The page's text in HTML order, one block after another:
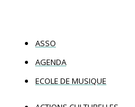
ASSO
AGENDA
ECOLE DE MUSIQUE